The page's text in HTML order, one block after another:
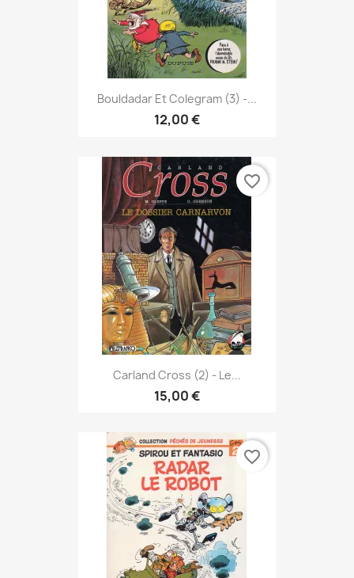
Bouldadar Et Colegram (3) -...
12,00 €
Carland Cross (2) - Le...
15,00 €
favorite_border
favorite_border